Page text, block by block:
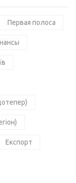
Первая полоса
Експорт